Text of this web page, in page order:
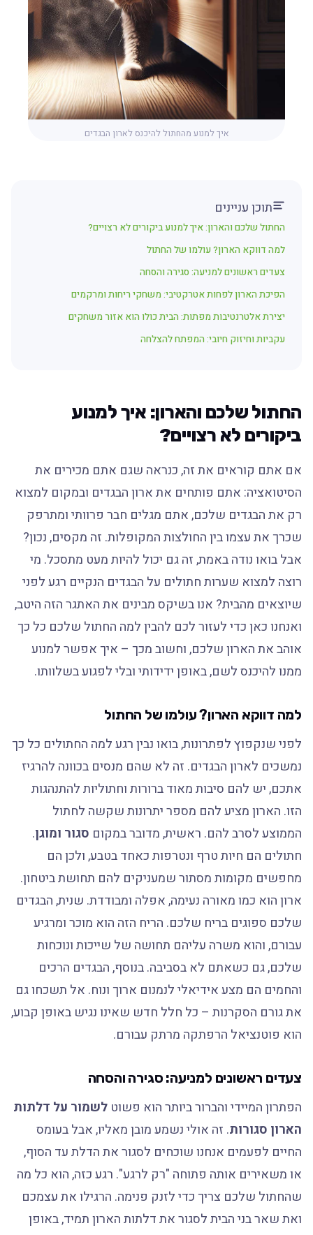
איך למנוע מהחתול להיכנס לארון הבגדים
תוכן עניינים
החתול שלכם והארון: איך למנוע ביקורים לא רצויים?
למה דווקא הארון? עולמו של החתול
צעדים ראשונים למניעה: סגירה והסחה
הפיכת הארון לפחות אטרקטיבי: משחקי ריחות ומרקמים
יצירת אלטרנטיבות מפתות: הבית כולו הוא אזור משחקים
עקביות וחיזוק חיובי: המפתח להצלחה
החתול שלכם והארון: איך למנוע
ביקורים לא רצויים?
אם אתם קוראים את זה, כנראה שגם אתם מכירים את
הסיטואציה: אתם פותחים את ארון הבגדים ובמקום למצוא
רק את הבגדים שלכם, אתם מגלים חבר פרוותי ומתרפק
שכרך את עצמו בין החולצות המקופלות. זה מקסים, נכון?
אבל בואו נודה באמת, זה גם יכול להיות מעט מתסכל. מי
רוצה למצוא שערות חתולים על הבגדים הנקיים רגע לפני
שיוצאים מהבית? אנו בשיקס מבינים את האתגר הזה היטב,
ואנחנו כאן כדי לעזור לכם להבין למה החתול שלכם כל כך
אוהב את הארון שלכם, וחשוב מכך – איך אפשר למנוע
ממנו להיכנס לשם, באופן ידידותי ובלי לפגוע בשלוותו.
למה דווקא הארון? עולמו של החתול
לפני שנקפוץ לפתרונות, בואו נבין רגע למה החתולים כל כך
נמשכים לארון הבגדים. זה לא שהם מנסים בכוונה להרגיז
אתכם, יש להם סיבות מאוד ברורות וחתוליות להתנהגות
הזו. הארון מציע להם מספר יתרונות שקשה לחתול
הממוצע לסרב להם. ראשית, מדובר במקוםסגור ומוגן.
חתולים הם חיות טרף ונטרפות כאחד בטבע, ולכן הם
מחפשים מקומות מסתור שמעניקים להם תחושת ביטחון.
ארון הוא כמו מאורה נעימה, אפלה ומבודדת. שנית, הבגדים
שלכם ספוגים בריח שלכם. הריח הזה הוא מוכר ומרגיע
עבורם, והוא משרה עליהם תחושה של שייכות ונוכחות
שלכם, גם כשאתם לא בסביבה. בנוסף, הבגדים הרכים
והחמים הם מצע אידיאלי לנמנום ארוך ונוח. אל תשכחו גם
את גורם הסקרנות – כל חלל חדש שאינו נגיש באופן קבוע,
הוא פוטנציאל הרפתקה מרתק עבורם.
צעדים ראשונים למניעה: סגירה והסחה
הפתרון המיידי והברור ביותר הוא פשוטלשמור על דלתות
הארון סגורות. זה אולי נשמע מובן מאליו, אבל בעומס
החיים לפעמים אנחנו שוכחים לסגור את הדלת עד הסוף,
או משאירים אותה פתוחה "רק לרגע". רגע כזה, הוא כל מה
שהחתול שלכם צריך כדי לזנק פנימה. הרגילו את עצמכם
ואת שאר בני הבית לסגור את דלתות הארון תמיד, באופן